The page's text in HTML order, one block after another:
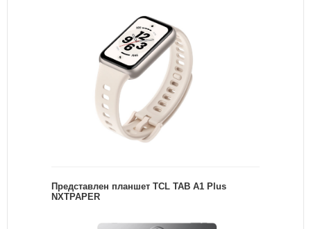
Представлен планшет TCL TAB A1 Plus
NXTPAPER